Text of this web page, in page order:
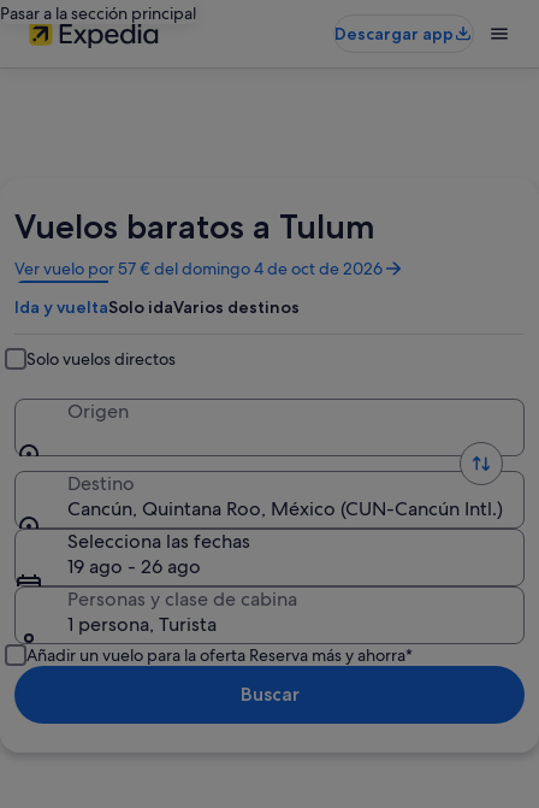
Pasar a la sección principal
Descargar app
Vuelos baratos a Tulum
Ver vuelo por 57 € del domingo 4 de oct de 2026
Se
abre
en
ventana
nueva
Ida y vueltaSolo idaVarios destinos
Solo vuelos directos
Origen
Destino
Cancún, Quintana Roo, México (CUN-Cancún Intl.)
Selecciona las fechas
19 ago - 26 ago
Personas y clase de cabina
1 persona, Turista
Añadir un vuelo para la oferta Reserva más y ahorra*
Buscar